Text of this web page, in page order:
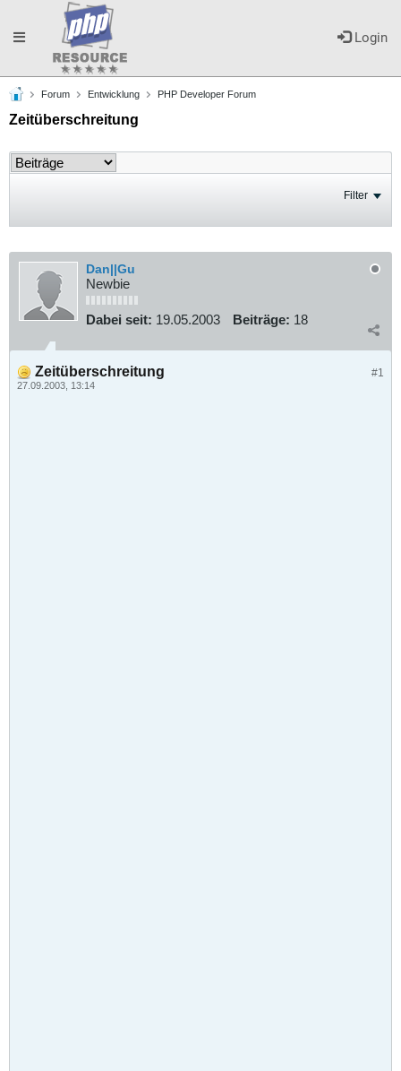
Login
Toggle
navigation
Forum Entwicklung PHP Developer Forum
Zeitüberschreitung
Filter
Dan||Gu
Newbie
Dabei seit: 19.05.2003 Beiträge: 18
#1
Zeitüberschreitung
27.09.2003, 13:14